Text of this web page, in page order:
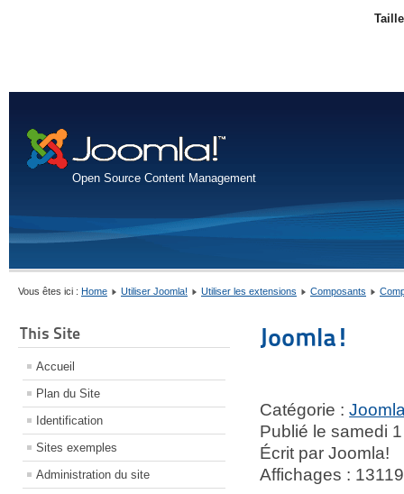
Open Source Content Management
Vous êtes ici : Home Utiliser Joomla! Utiliser les extensions Composants
This Site
Accueil
Plan du Site
Identification
Sites exemples
Administration du site
Joomla!
Catégorie :
Publié le samedi
Écrit par Joomla!
Affichages : 13119